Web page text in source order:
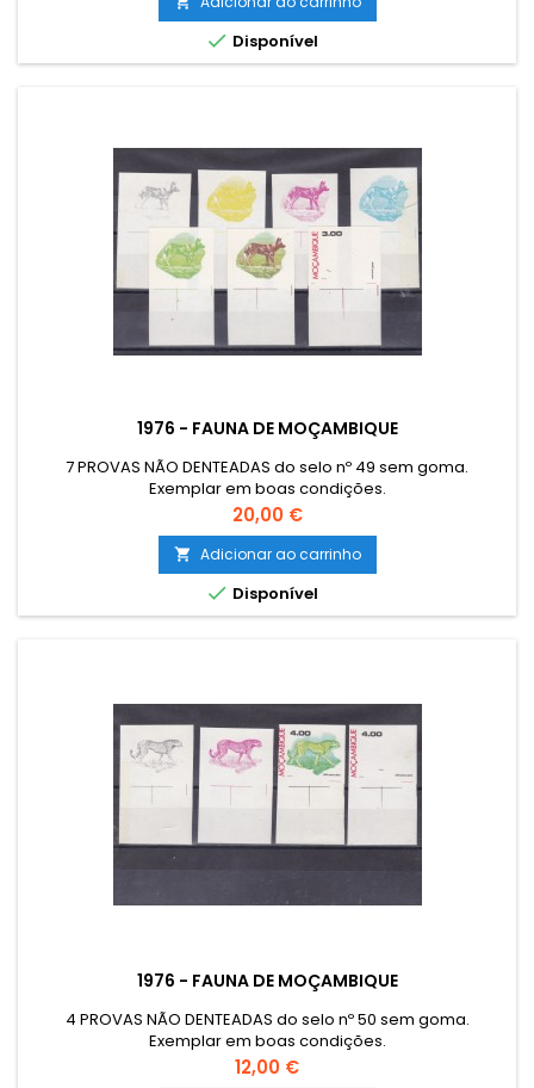
 Disponível
1976 - FAUNA DE MOÇAMBIQUE
7 PROVAS NÃO DENTEADAS do selo nº 49 sem goma.
Exemplar em boas condições.
Preço
20,00 €
 Adicionar ao carrinho
 Disponível
1976 - FAUNA DE MOÇAMBIQUE
4 PROVAS NÃO DENTEADAS do selo nº 50 sem goma.
Exemplar em boas condições.
Preço
12,00 €